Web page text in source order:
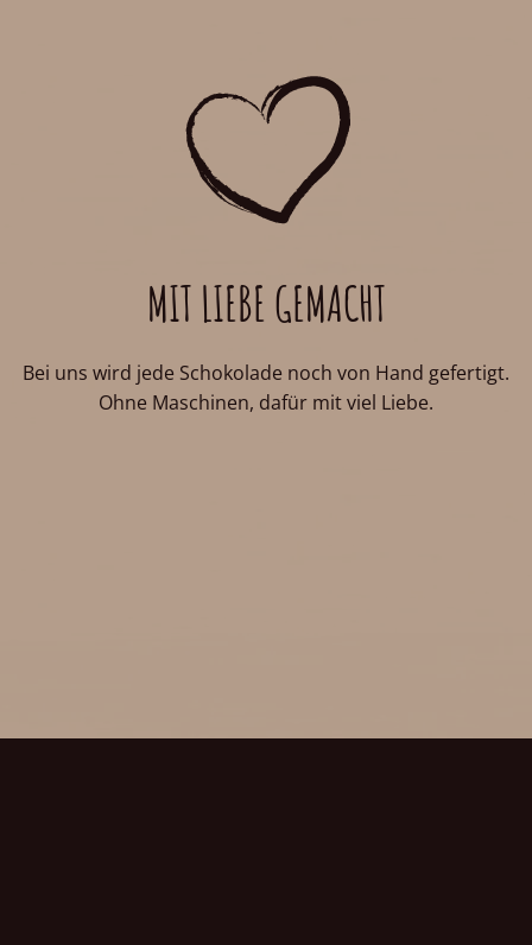
MIT LIEBE GEMACHT
Bei uns wird jede Schokolade noch von Hand gefertigt.
Ohne Maschinen, dafür mit viel Liebe.